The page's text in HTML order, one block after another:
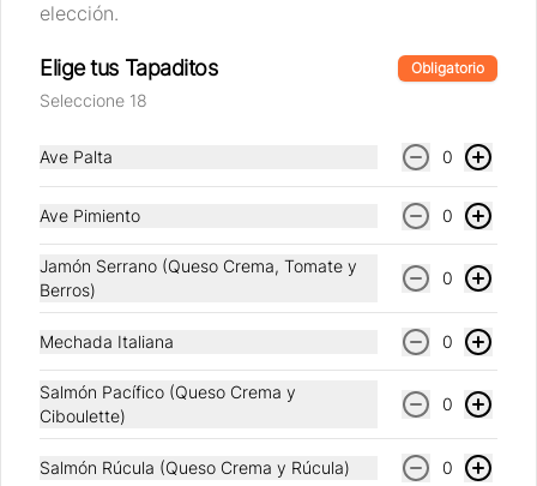
Conócenos
Nosotros
Locales
Política de privacidad
Redes sociales
Instagram
Facebook
Mi cuenta
Pedir
elección.
Elige tus Tapaditos Obligatorio
Seleccione 18
Ave Palta 0
Ave Pimiento 0
Jamón Serrano (Queso Crema, Tomate y
Berros)
0
Mechada Italiana 0
Salmón Pacífico (Queso Crema y
Ciboulette)
0
Salmón Rúcula (Queso Crema y Rúcula) 0